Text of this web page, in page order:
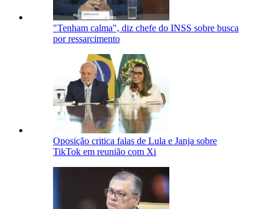
"Tenham calma", diz chefe do INSS sobre busca
por ressarcimento
Oposição critica falas de Lula e Janja sobre
TikTok em reunião com Xi